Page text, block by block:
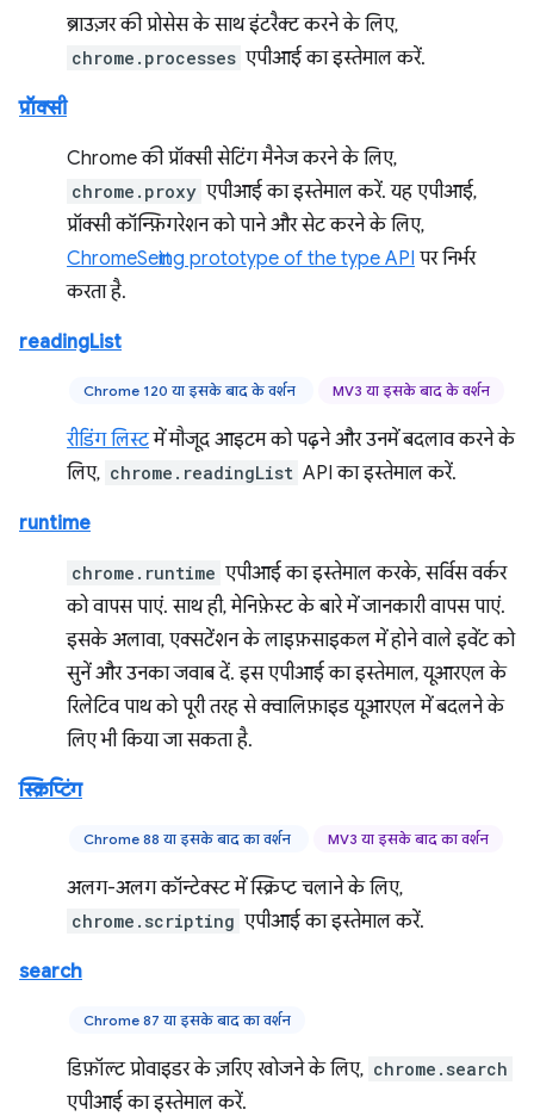
ब्राउज़र की प्रोसेस के साथ इंटरैक्ट करने के लिए,
chrome.processes एपीआई का इस्तेमाल करें.
प्रॉक्सी
Chrome की प्रॉक्सी सेटिंग मैनेज करने के लिए,
chrome.proxy एपीआई का इस्तेमाल करें. यह एपीआई,
प्रॉक्सी कॉन्फ़िगरेशन को पाने और सेट करने के लिए,
ChromeSetting prototype of the type API पर निर्भर
करता है.
readingList
Chrome 120 या इसके बाद के वर्शन MV3 या इसके बाद के वर्शन
रीडिंग लिस्टमें मौजूद आइटम को पढ़ने और उनमें बदलाव करने के
लिए, chrome.readingList API का इस्तेमाल करें.
runtime
chrome.runtime एपीआई का इस्तेमाल करके, सर्विस वर्कर
को वापस पाएं. साथ ही, मेनिफ़ेस्ट के बारे में जानकारी वापस पाएं.
इसके अलावा, एक्सटेंशन के लाइफ़साइकल में होने वाले इवेंट को
सुनें और उनका जवाब दें. इस एपीआई का इस्तेमाल, यूआरएल के
रिलेटिव पाथ को पूरी तरह से क्वालिफ़ाइड यूआरएल में बदलने के
लिए भी किया जा सकता है.
स्क्रिप्टिंग
Chrome 88 या इसके बाद का वर्शन MV3 या इसके बाद का वर्शन
अलग-अलग कॉन्टेक्स्ट में स्क्रिप्ट चलाने के लिए,
chrome.scripting एपीआई का इस्तेमाल करें.
search
Chrome 87 या इसके बाद का वर्शन
डिफ़ॉल्ट प्रोवाइडर के ज़रिए खोजने के लिए, chrome.search
एपीआई का इस्तेमाल करें.